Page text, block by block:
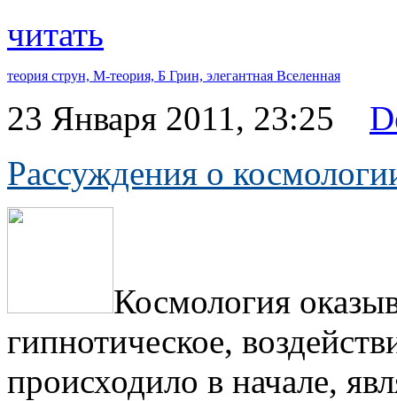
читать
теория струн, М-теория, Б Грин, элегантная Вселенная
23 Января 2011, 23:25
Рассуждения о
Космология
гипнотическое,
происходило в начале,